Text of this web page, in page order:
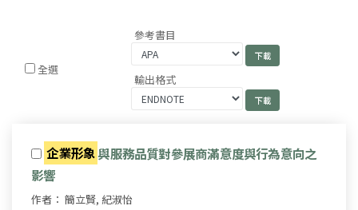
全選
參考書目
輸出格式
企業形象與服務品質對參展商滿意度與行為意向之
影響
作者： 簡立賢, 紀淑怡